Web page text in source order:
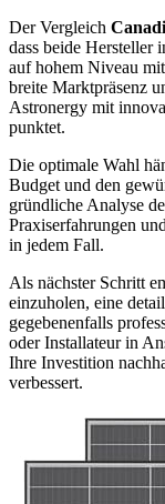
Der Vergleich
dass beide Hersteller
auf hohem Niveau
breite Marktpräsenz
Astronergy mit
punktet.
Die optimale Wahl
Budget und den
gründliche Analyse
Praxiserfahrungen
in jedem Fall.
Als nächster Schritt
einzuholen, eine
gegebenenfalls
oder Installateur in
Ihre Investition
verbessert.